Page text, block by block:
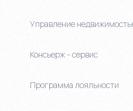
Управление
Консьерж - сервис
Программа лояльности